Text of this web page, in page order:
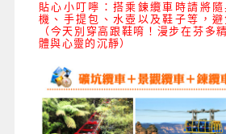
貼心小叮嚀：搭乘鍊纜車時請將
機、手提包、水壺以及鞋子等，避
（今天別穿高跟鞋唷！漫步在芬多
體與心靈的沉靜）